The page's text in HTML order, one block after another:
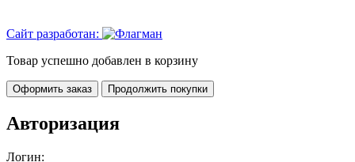
Сайт разработан:
Товар успешно добавлен в корзину
Оформить заказ Продолжить покупки
Авторизация
Логин: